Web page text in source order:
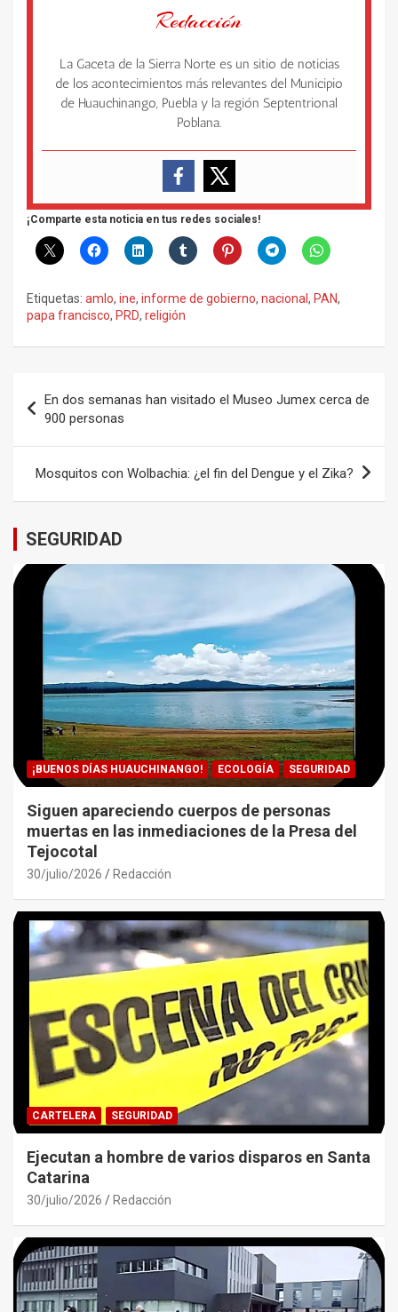
Redacción
La Gaceta de la Sierra Norte es un sitio de noticias
de los acontecimientos más relevantes del Municipio
de Huauchinango, Puebla y la región Septentrional
Poblana.
¡Comparte esta noticia en tus redes sociales!
Etiquetas: amlo, ine, informe de gobierno, nacional , PAN,
papa francisco, PRD, religión
de
entradas
En dos semanas han visitado el Museo Jumex cerca de
900 personas
Mosquitos con Wolbachia: ¿el fin del Dengue y el Zika?
SEGURIDAD
¡BUENOS DÍAS HUAUCHINANGO! ECOLOGÍA SEGURIDAD
Siguen apareciendo cuerpos de personas
muertas en las inmediaciones de la Presa del
Tejocotal
30/julio/2026 Redacción
CARTELERA SEGURIDAD
Ejecutan a hombre de varios disparos en Santa
Catarina
30/julio/2026 Redacción